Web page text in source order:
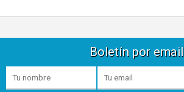
Boletín por email